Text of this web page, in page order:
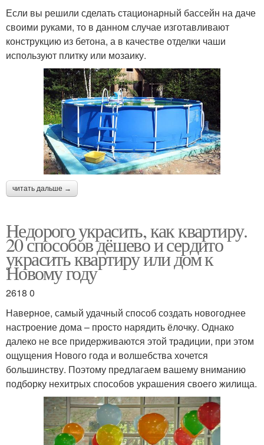
Если вы решили сделать стационарный бассейн на даче
своими руками, то в данном случае изготавливают
конструкцию из бетона, а в качестве отделки чаши
используют плитку или мозаику.
читать дальше →
Недорого украсить, как квартиру.
20 способов дёшево и сердито
украсить квартиру или дом к
Новому году
2618 0
Наверное, самый удачный способ создать новогоднее
настроение дома – просто нарядить ёлочку. Однако
далеко не все придерживаются этой традиции, при этом
ощущения Нового года и волшебства хочется
большинству. Поэтому предлагаем вашему вниманию
подборку нехитрых способов украшения своего жилища.